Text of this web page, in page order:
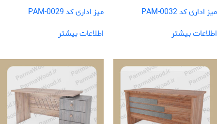
میز اداری کد PAM-0032
اطلاعات بیشتر
میز اداری کد PAM-0029
اطلاعات بیشتر